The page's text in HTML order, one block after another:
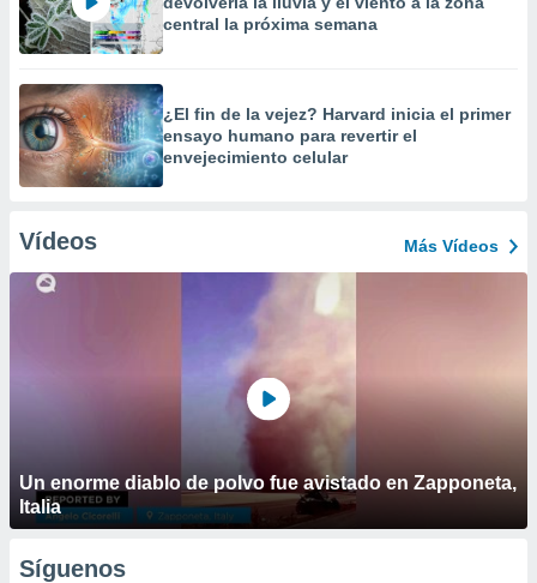
central la próxima semana
¿El fin de la vejez? Harvard inicia el primer
ensayo humano para revertir el
envejecimiento celular
Vídeos Más Vídeos
Un enorme diablo de polvo fue avistado en Zapponeta,
Italia
Síguenos